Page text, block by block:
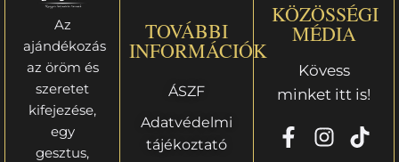
Az
ajándékozás
az öröm és
szeretet
kifejezése,
egy
gesztus,
TOVÁBBI
INFORMÁCIÓK
ÁSZF
Adatvédelmi
tájékoztató
KÖZÖSSÉGI
MÉDIA
Kövess
minket itt is!